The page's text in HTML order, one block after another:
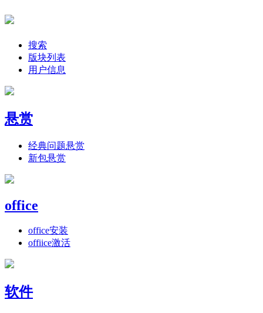
搜索
版块列表
用户信息
悬赏
经典问题悬赏
新包悬赏
office
office安装
offiice激活
软件